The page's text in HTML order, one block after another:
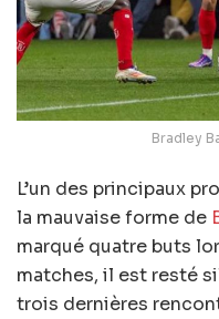
Bradley
L’un des principaux
la mauvaise forme de
marqué quatre buts
matches, il est resté
trois dernières